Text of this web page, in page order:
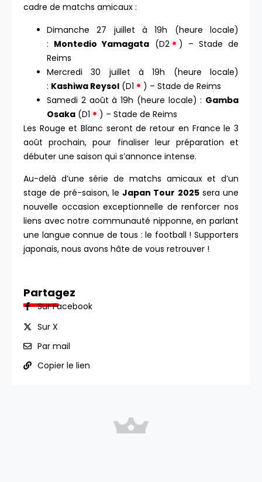
cadre de matchs amicaux :
Dimanche 27 juillet à 19h (heure locale)
: Montedio Yamagata (D2
) – Stade de
Reims
Mercredi 30 juillet à 19h (heure locale)
: Kashiwa Reysol (D1
) – Stade de Reims
Samedi 2 août à 19h (heure locale) : Gamba
Osaka (D1
) – Stade de Reims
Les Rouge et Blanc seront de retour en France le 3
août prochain, pour finaliser leur préparation et
débuter une saison qui s’annonce intense.
Au-delà d’une série de matchs amicaux et d’un
stage de pré-saison, le Japan Tour 2025sera une
nouvelle occasion exceptionnelle de renforcer nos
liens avec notre communauté nipponne, en parlant
une langue connue de tous : le football ! Supporters
japonais, nous avons hâte de vous retrouver !
Partagez
Sur Facebook
Sur X
Par mail
Copier le lien